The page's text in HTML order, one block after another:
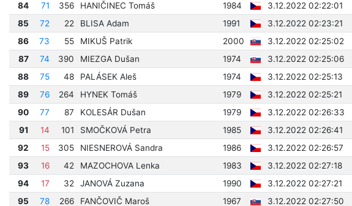
84
71 356 HANIČINEC Tomáš 1984 3.12.2022 02:22:01
85
72 22 BLISA Adam 1991 3.12.2022 02:23:21
86
73 55 MIKUŠ Patrik 2000 3.12.2022 02:25:02
87
74 390 MIEZGA Dušan 1974 3.12.2022 02:25:06
88
75 48 PALÁSEK Aleš 1974 3.12.2022 02:25:13
89
76 264 HYNEK Tomáš 1979 3.12.2022 02:25:21
90
77 87 KOLESÁR Dušan 1979 3.12.2022 02:26:33
91
14 101 SMOČKOVÁ Petra 1985 3.12.2022 02:26:41
92
15 305 NIESNEROVÁ Sandra 1986 3.12.2022 02:26:57
93
16 42 MAZOCHOVA Lenka 1983 3.12.2022 02:27:18
94
17 32 JANOVÁ Zuzana 1990 3.12.2022 02:27:21
95
78 266 FANČOVIČ Maroš 1967 3.12.2022 02:27:50